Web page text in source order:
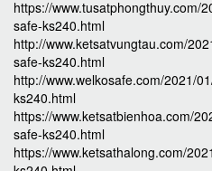
https://www.tusatphongthuy.com/
safe-ks240.html
http://www.ketsatvungtau.com/
safe-ks240.html
http://www.welkosafe.com/2021/
ks240.html
https://www.ketsatbienhoa.com/
safe-ks240.html
https://www.ketsathalong.com/